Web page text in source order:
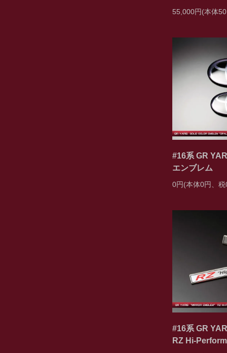
55,000円(本体
#16系 GR
エンブレム
0円(本体0円、
#16系 GR
RZ Hi-